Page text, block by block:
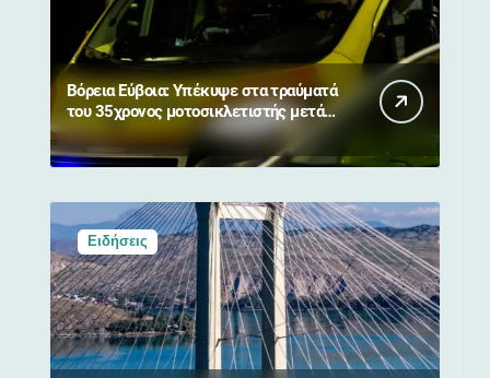
Βόρεια Εύβοια: Υπέκυψε στα τραύματά
του 35χρονος μοτοσικλετιστής μετά
από σύγκρουση με αγριογούρουνο
Ειδήσεις